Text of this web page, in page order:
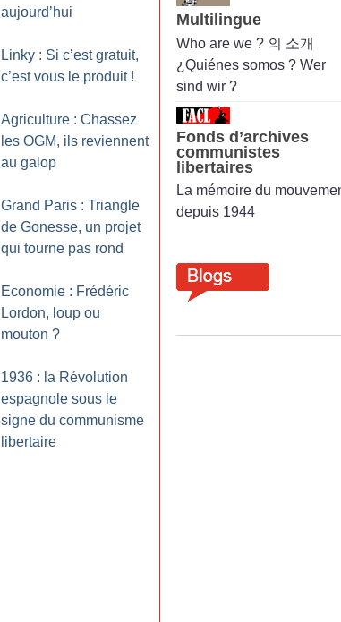
aujourd’hui
Linky : Si c’est gratuit,
c’est vous le produit !
Agriculture : Chassez
les OGM, ils reviennent
au galop
Grand Paris : Triangle
de Gonesse, un projet
qui tourne pas rond
Economie : Frédéric
Lordon, loup ou
mouton ?
1936 : la Révolution
espagnole sous le
signe du communisme
libertaire
Multilingue
Who are we ? 의 소개
¿Quiénes somos ? Wer
sind wir ?
Fonds d’archives
communistes
libertaires
La mémoire du
depuis 1944